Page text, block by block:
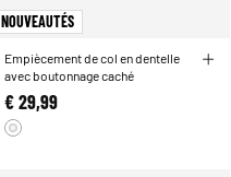
NOUVEAUTÉS
Empiècement de col en dentelle
avec boutonnage caché
€ 29,99